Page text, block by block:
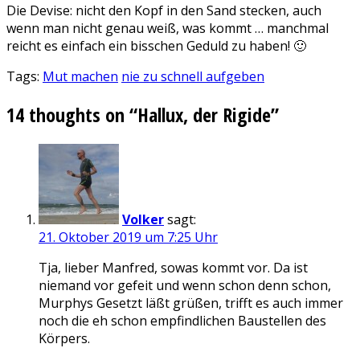
Die Devise: nicht den Kopf in den Sand stecken, auch
wenn man nicht genau weiß, was kommt … manchmal
reicht es einfach ein bisschen Geduld zu haben! 🙂
Tags: Mut machen nie zu schnell aufgeben
14 thoughts on “Hallux, der Rigide”
Volkersagt:
21. Oktober 2019 um 7:25 Uhr
Tja, lieber Manfred, sowas kommt vor. Da ist
niemand vor gefeit und wenn schon denn schon,
Murphys Gesetzt läßt grüßen, trifft es auch immer
noch die eh schon empfindlichen Baustellen des
Körpers.